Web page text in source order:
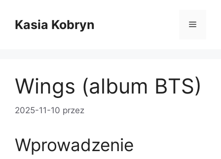
treściKasia Kobryn Menu
Wings (album BTS)
2025-11-10 przez
Wprowadzenie